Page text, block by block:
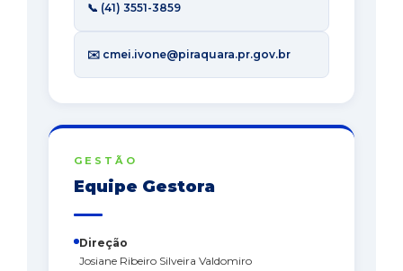
📞 (41) 3551-3859
✉️ cmei.ivone@piraquara.pr.gov.br
GESTÃO
Equipe Gestora
Direção
Josiane Ribeiro Silveira Valdomiro